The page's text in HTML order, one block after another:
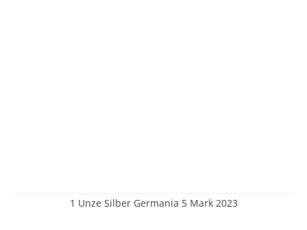
1 Unze Silber Germania 5 Mark 2023